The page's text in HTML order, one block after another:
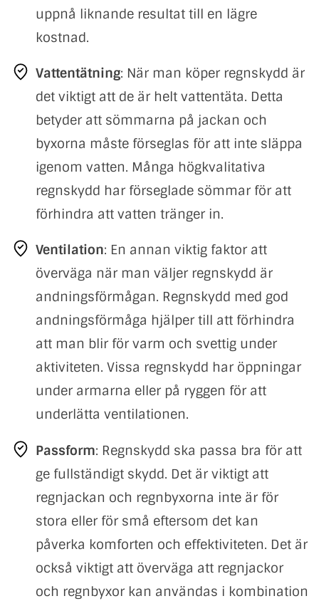
uppnå liknande resultat till en lägre
kostnad.
Vattentätning: När man köper regnskydd är
det viktigt att de är helt vattentäta. Detta
betyder att sömmarna på jackan och
byxorna måste förseglas för att inte släppa
igenom vatten. Många högkvalitativa
regnskydd har förseglade sömmar för att
förhindra att vatten tränger in.
Ventilation: En annan viktig faktor att
överväga när man väljer regnskydd är
andningsförmågan. Regnskydd med god
andningsförmåga hjälper till att förhindra
att man blir för varm och svettig under
aktiviteten. Vissa regnskydd har öppningar
under armarna eller på ryggen för att
underlätta ventilationen.
Passform: Regnskydd ska passa bra för att
ge fullständigt skydd. Det är viktigt att
regnjackan och regnbyxorna inte är för
stora eller för små eftersom det kan
påverka komforten och effektiviteten. Det är
också viktigt att överväga att regnjackor
och regnbyxor kan användas i kombination